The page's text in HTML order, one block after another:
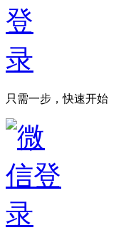
只需一步，快速开始